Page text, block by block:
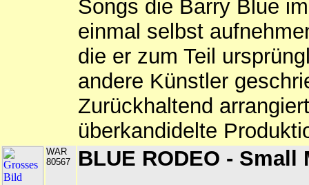
Songs die Barry Blue
einmal selbst
die er zum Teil
andere Künstler
Zurückhaltend
überkandidelte
WAR
80567
BLUE RODEO - Small